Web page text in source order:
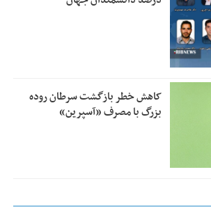
کاهش خطر بازگشت سرطان روده
بزرگ با مصرف «آسپرین»